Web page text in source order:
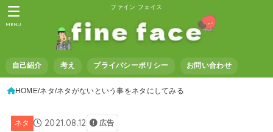
ファイン フェイス
自己紹介 考え プライバシーポリシー お問い合わせ
MENU
HOME ネタ ネタがないという事をネタにしてみる
ネタ 2021.08.12 広告